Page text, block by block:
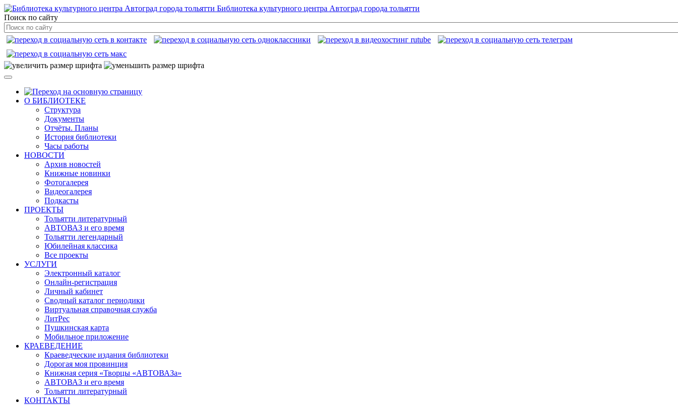
Библиотека культурного центра Автоград города тольятти
Поиск по сайту
О БИБЛИОТЕКЕ
Структура
Документы
Отчёты. Планы
История библиотеки
Часы работы
НОВОСТИ
Архив новостей
Книжные новинки
Фотогалерея
Видеогалерея
Подкасты
ПРОЕКТЫ
Тольятти литературный
АВТОВАЗ и его время
Тольятти легендарный
Юбилейная классика
Все проекты
УСЛУГИ
Электронный каталог
Онлайн-регистрация
Личный кабинет
Сводный каталог периодики
Виртуальная справочная служба
ЛитРес
Пушкинская карта
Мобильное приложение
КРАЕВЕДЕНИЕ
Краеведческие издания библиотеки
Дорогая моя провинция
Книжная серия «Творцы «АВТОВАЗа»
АВТОВАЗ и его время
Тольятти литературный
КОНТАКТЫ